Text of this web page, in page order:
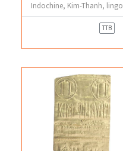
Indochine, Kim-Thanh,
TTB